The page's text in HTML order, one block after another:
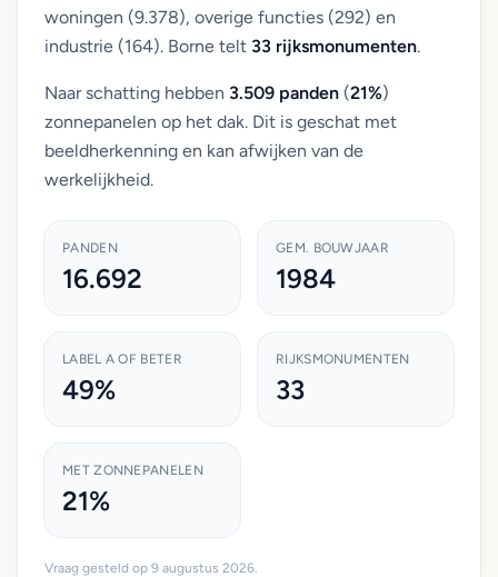
woningen (9.378), overige functies (292) en
industrie (164). Borne telt 33 rijksmonumenten.
Naar schatting hebben 3.509 panden (21%)
zonnepanelen op het dak. Dit is geschat met
beeldherkenning en kan afwijken van de
werkelijkheid.
PANDEN
16.692
GEM. BOUWJAAR
1984
LABEL A OF BETER
49%
RIJKSMONUMENTEN
33
MET ZONNEPANELEN
21%
Vraag gesteld op 9 augustus 2026.